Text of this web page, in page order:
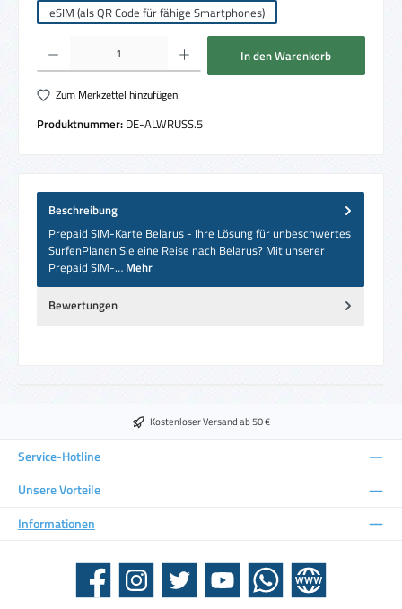
eSIM (als QR Code für fähige Smartphones)
Produkt Anzahl: Gib den gewünschten Wert ein oder benutze die Schaltflächen um
In den Warenkorb
Zum Merkzettel hinzufügen
Produktnummer: DE-ALWRUSS.5
Beschreibung
Prepaid SIM-Karte Belarus - Ihre Lösung für unbeschwertes
SurfenPlanen Sie eine Reise nach Belarus? Mit unserer
Prepaid SIM-… Mehr
Bewertungen
Kostenloser Versand ab 50 €
Service-Hotline
Unsere Vorteile
Informationen
Facebook Instagram Twitter YouTube WhatsApp Website